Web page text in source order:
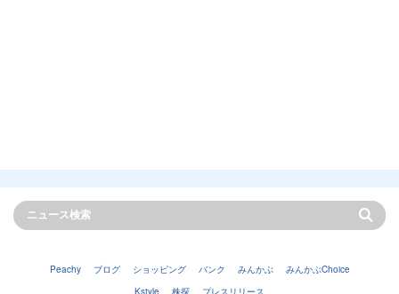
Peachy ブログ ショッピング バンク みんかぶ
みんかぶChoice
Kstyle
株探 プレスリリース